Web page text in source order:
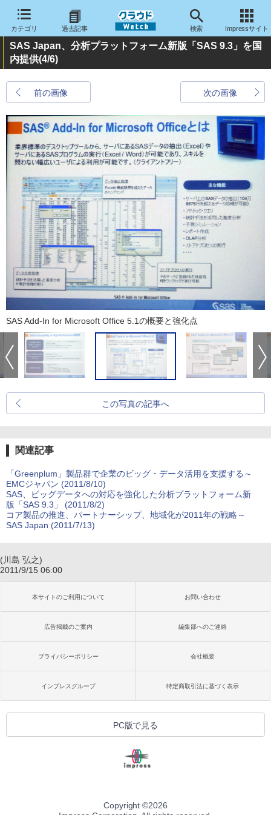
カテゴリ 過去記事 検索 Impressサイト
SAS Japan、分析プラットフォーム新版「SAS 9.3」を国
内提供(4/6)
前の画像 次の画像
SAS Add-In for Microsoft Office 5.1の概要と強化点
この写真の記事へ
関連記事
「Greenplum」製品群で企業のビッグ・データ活用を支援する～
EMCジャパン (2011/8/10)
SAS、ビッグデータへの対応を強化した分析プラットフォーム新
版「SAS 9.3」 (2011/8/2)
コア製品の推進、パートナーシップ、地域化が2011年の戦略～
SAS Japan (2011/7/13)
(川島 弘之)
2011/9/15 06:00
本サイトのご利用について お問い合わせ
広告掲載のご案内 編集部へのご連絡
プライバシーポリシー 会社概要
インプレスグループ 特定商取引法に基づく表示
PC版で見る
Copyright ©2026